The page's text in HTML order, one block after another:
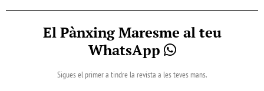
El Pànxing Maresme al teu
WhatsApp
Sigues el primer a tindre la revista a les teves mans.